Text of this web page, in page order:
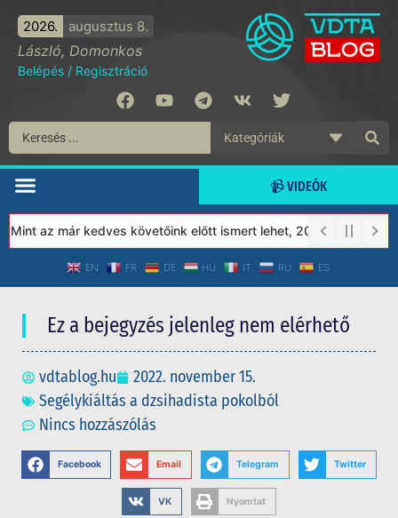
2026. augusztus 8.
László, Domonkos
Belépés / Regisztráció
📹 VIDEÓK
az már kedves követőink előtt ismert lehet, 2023-tól a Védett
EN FR DE HU IT RU ES
Ez a bejegyzés jelenleg nem elérhető
vdtablog.hu
2022. november 15.
Segélykiáltás a dzsihadista pokolból
Nincs hozzászólás
Facebook Email Telegram Twitter
VK Nyomtat